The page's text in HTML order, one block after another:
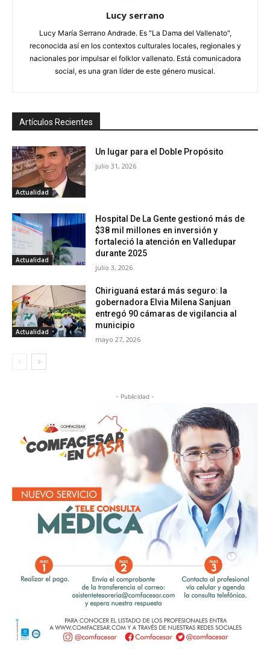
Lucy serrano
Lucy María Serrano Andrade. Es "La Dama del Vallenato",
reconocida así en los contextos culturales locales, regionales y
nacionales por impulsar el folklor vallenato. Está comunicadora
social, es una gran líder de este género musical.
Artículos Recientes
Actualidad
Un lugar para el Doble Propósito
julio 31, 2026
Actualidad
Hospital De La Gente gestionó más de
$38 mil millones en inversión y
fortaleció la atención en Valledupar
durante 2025
julio 3, 2026
Actualidad
Chiriguaná estará más seguro: la
gobernadora Elvia Milena Sanjuan
entregó 90 cámaras de vigilancia al
municipio
mayo 27, 2026
- Publicidad -